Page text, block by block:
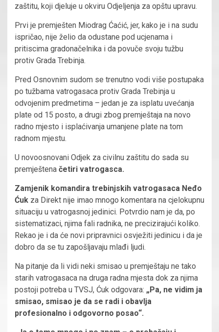
zaštitu, koji djeluje u okviru Odjeljenja za opštu upravu.
Prvi je premješten Miodrag Ćaćić, jer, kako je i na sudu
ispričao, nije želio da odustane pod ucjenama i
pritiscima gradonačelnika i da povuče svoju tužbu
protiv Grada Trebinja.
Pred Osnovnim sudom se trenutno vodi više postupaka
po tužbama vatrogasaca protiv Grada Trebinja u
odvojenim predmetima – jedan je za isplatu uvećanja
plate od 15 posto, a drugi zbog premještaja na novo
radno mjesto i isplaćivanja umanjene plate na tom
radnom mjestu.
U novoosnovani Odjek za civilnu zaštitu do sada su
premještena četiri vatrogasca.
Zamjenik komandira trebinjskih vatrogasaca Neđo
Ćuk za Direkt nije imao mnogo komentara na cjelokupnu
situaciju u vatrogasnoj jedinici. Potvrdio nam je da, po
sistematizaci, njima fali radnika, ne precizirajući koliko.
Rekao je i da će novi pripravnici osvježiti jedinicu i da je
dobro da se tu zapošljavaju mlađi ljudi.
Na pitanje da li vidi neki smisao u premještaju ne tako
starih vatrogasaca na druga radna mjesta dok za njima
postoji potreba u TVSJ, Ćuk odgovara: „Pa, ne vidim ja
smisao, smisao je da se radi i obavlja
profesionalno i odgovorno posao“.